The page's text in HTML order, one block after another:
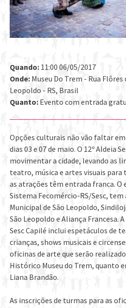
Quando: 11:00 06/05/2017
Onde: Museu Do Trem - Rua
Leopoldo - RS, Brasil
Quanto: Evento com entrada
Opções culturais não vão faltar
dias 03 e 07 de maio. O 12º Aldeia
movimentar a cidade, levando as
teatro, música e artes visuais para
as atrações têm entrada franca.
Sistema Fecomércio-RS/Sesc,
Municipal de São Leopoldo,
São Leopoldo e Aliança Francesa.
Sesc Capilé inclui espetáculos de
crianças, shows musicais e
oficinas de arte que serão
Histórico Museu do Trem, quanto
Liana Brandão.
As inscrições de turmas para as